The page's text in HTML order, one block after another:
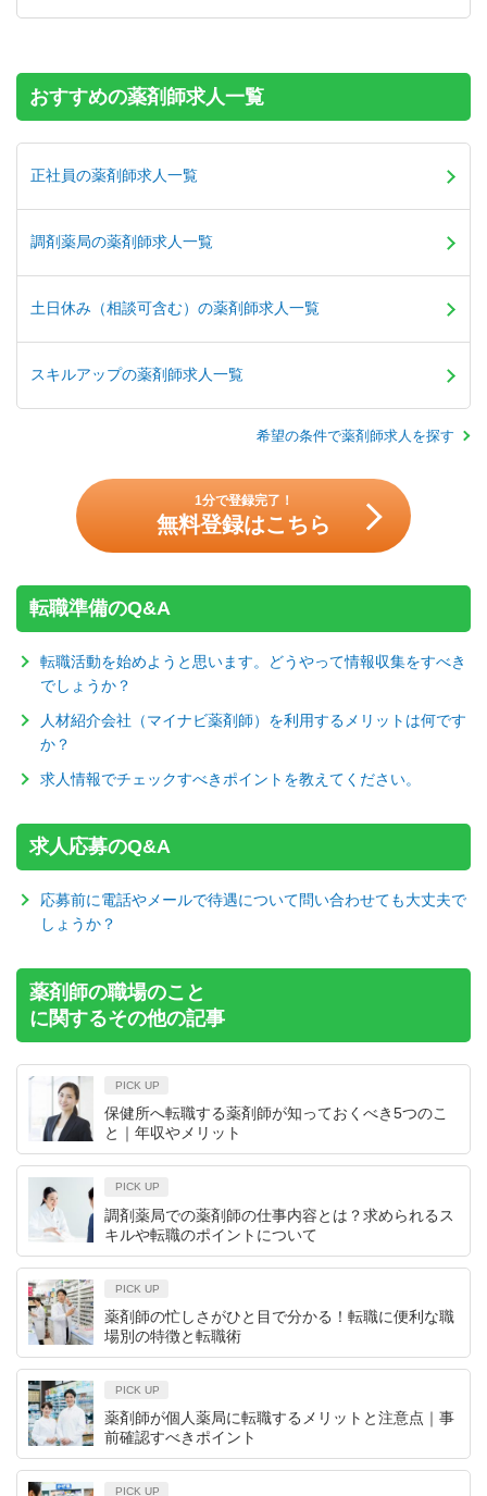
おすすめの薬剤師求人一覧
正社員の薬剤師求人一覧
調剤薬局の薬剤師求人一覧
土日休み（相談可含む）の薬剤師求人一覧
スキルアップの薬剤師求人一覧
希望の条件で薬剤師求人を探す
1分で登録完了！
無料登録はこちら
転職準備のQ&A
転職活動を始めようと思います。どうやって情報収集をすべき
でしょうか？
人材紹介会社（マイナビ薬剤師）を利用するメリットは何です
か？
求人情報でチェックすべきポイントを教えてください。
求人応募のQ&A
応募前に電話やメールで待遇について問い合わせても大丈夫で
しょうか？
薬剤師の職場のこと
に関するその他の記事
PICK UP
保健所へ転職する薬剤師が知っておくべき5つのこ
と｜年収やメリット
PICK UP
調剤薬局での薬剤師の仕事内容とは？求められるス
キルや転職のポイントについて
PICK UP
薬剤師の忙しさがひと目で分かる！転職に便利な職
場別の特徴と転職術
PICK UP
薬剤師が個人薬局に転職するメリットと注意点｜事
前確認すべきポイント
PICK UP